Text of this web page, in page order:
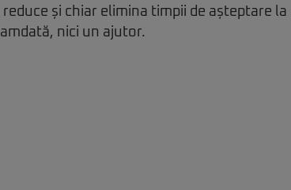
și chiar elimina timpii de așteptare
nici un ajutor.